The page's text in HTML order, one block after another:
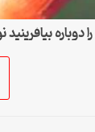
دوباره